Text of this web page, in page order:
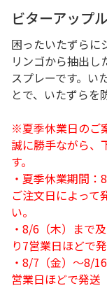
ビターアップ
困ったいたずらに
リンゴから抽出し
スプレーです。い
とで、いたずらを
※夏季休業日のご
誠に勝手ながら、
す。
・夏季休業期間：
ご注文日によって
い。
・8/6（木）まで
り7営業日ほどで
・8/7（金）～8/
営業日ほどで発送